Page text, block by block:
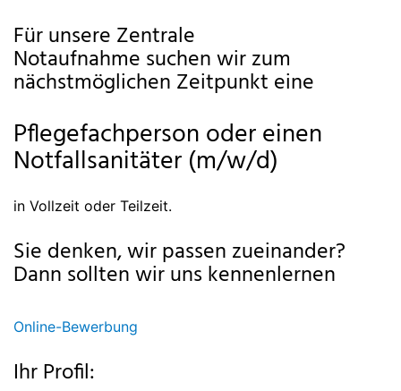
Für unsere Zentrale
Notaufnahme suchen wir zum
nächstmöglichen Zeitpunkt eine
Pflegefachperson oder einen
Notfallsanitäter (m/w/d)
in Vollzeit oder Teilzeit.
Sie denken, wir passen zueinander?
Dann sollten wir uns kennenlernen
Online-Bewerbung
Ihr Profil: